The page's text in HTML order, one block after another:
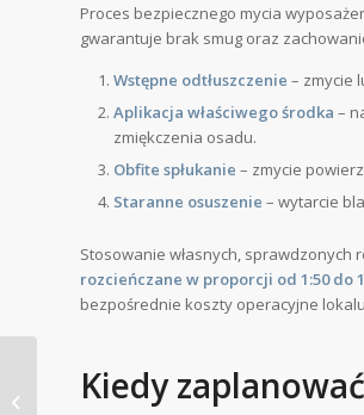
Proces bezpiecznego mycia
gwarantuje brak smug oraz
Wstępne odtłuszczenie – zmycie
Aplikacja właściwego środka –
zmiękczenia osadu.
Obfite spłukanie – zmycie
Staranne osuszenie – wytarcie
Stosowanie własnych,
rozcieńczane w proporcji od 1:50 do
bezpośrednie koszty operacyjne
Kiedy
neutralizacji zapachów